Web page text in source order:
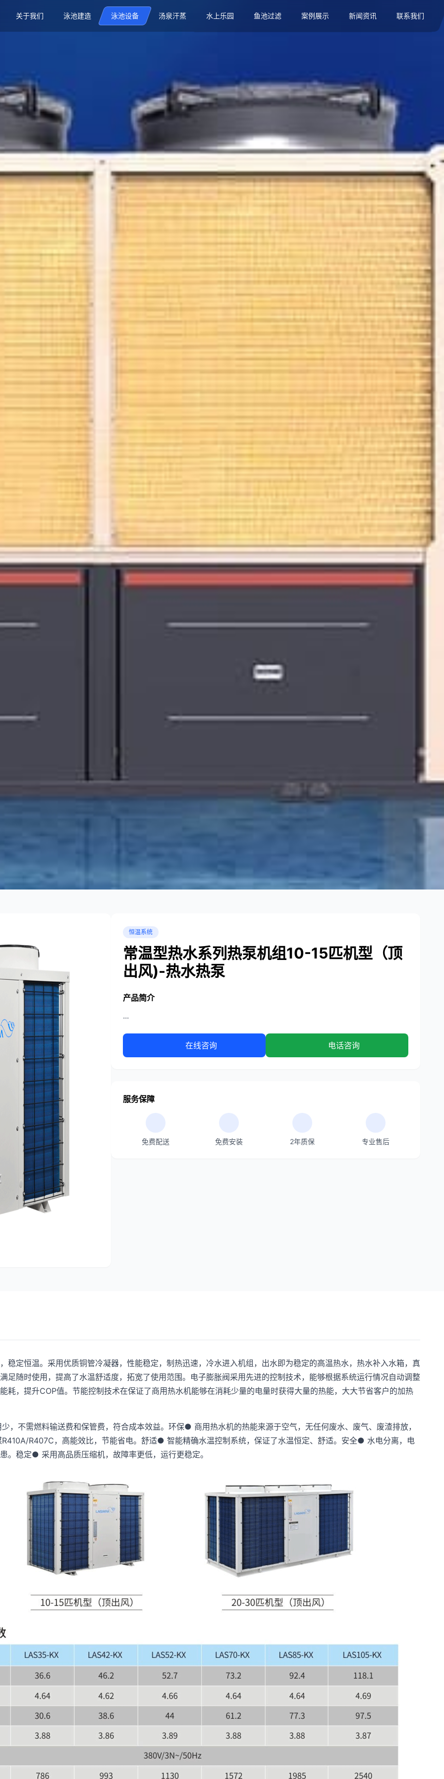
关于我们 泳池建造 泳池设备 汤泉汗蒸 水上乐园 鱼池过滤 案例展示 新闻资讯 联系我们
恒温系统
常温型热水系列热泵机组10-15匹机型（顶
出风)-热水热泵
产品简介
...
在线咨询 电话咨询
服务保障
免费配送 免费安装 2年质保 专业售后
稳定恒温。采用优质铜管冷凝器，性能稳定，制热迅速，冷水进入机组，出水即为稳定的高温热水，热水补入水箱，真
足随时使用，提高了水温舒适度，拓宽了使用范围。电子膨胀阀采用先进的控制技术，能够根据系统运行情况自动调整
耗，提升COP值。节能控制技术在保证了商用热水机能够在消耗少量的电量时获得大量的热能，大大节省客户的加热
，不需燃料输送费和保管费，符合成本效益。环保● 商用热水机的热能来源于空气，无任何废水、废气、废渣排放，
R407C，高能效比，节能省电。舒适● 智能精确水温控制系统，保证了水温恒定、舒适。安全● 水电分离，电
。稳定● 采用高品质压缩机，故障率更低，运行更稳定。